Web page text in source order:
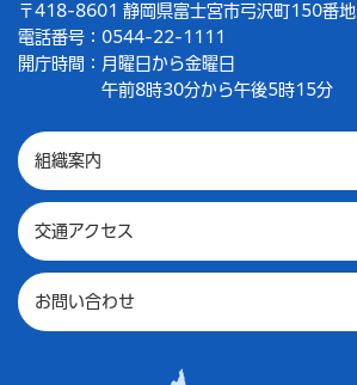
〒418-8601 静岡県富士宮市弓沢町150番地
電話番号：0544-22-1111
開庁時間： 月曜日から金曜日
午前8時30分から午後5時15分
組織案内
交通アクセス
お問い合わせ